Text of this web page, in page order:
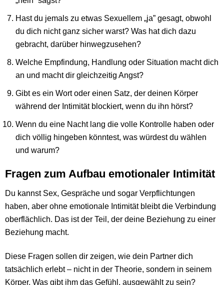
Hast du jemals zu etwas Sexuellem „ja” gesagt, obwohl
du dich nicht ganz sicher warst? Was hat dich dazu
gebracht, darüber hinwegzusehen?
Welche Empfindung, Handlung oder Situation macht dich
an und macht dir gleichzeitig Angst?
Gibt es ein Wort oder einen Satz, der deinen Körper
während der Intimität blockiert, wenn du ihn hörst?
Wenn du eine Nacht lang die volle Kontrolle haben oder
dich völlig hingeben könntest, was würdest du wählen
und warum?
Fragen zum Aufbau emotionaler Intimität
Du kannst Sex, Gespräche und sogar Verpflichtungen
haben, aber ohne emotionale Intimität bleibt die Verbindung
oberflächlich. Das ist der Teil, der deine Beziehung zu einer
Beziehung macht.
Diese Fragen sollen dir zeigen, wie dein Partner dich
tatsächlich erlebt – nicht in der Theorie, sondern in seinem
Körper. Was gibt ihm das Gefühl, ausgewählt zu sein?